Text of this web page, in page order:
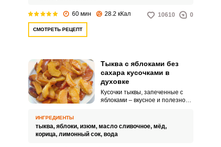
60 мин 28.2 кКал 10610 0
СМОТРЕТЬ РЕЦЕПТ
Тыква с яблоками без
сахара кусочками в
духовке
Кусочки тыквы, запеченные с
яблоками – вкусное и полезное
аппетитные, очень мягкие и
ароматные - от такого десерта
ИНГРЕДИЕНТЫ
тыква, яблоки, изюм, масло сливочное, мёд,
корица, лимонный сок, вода